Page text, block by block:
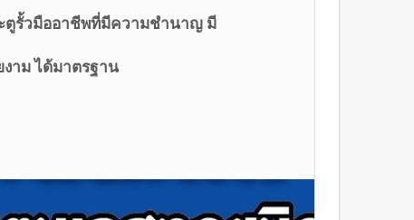
ตูรั้วมืออาชีพที่มีความชำนาญ มี
าม ได้มาตรฐาน